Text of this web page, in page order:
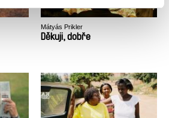
Mátyás Prikler
Děkuji, dobře